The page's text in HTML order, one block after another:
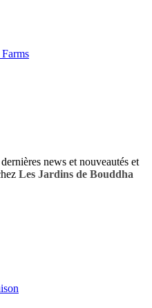
news et nouveautés et
Les Jardins de Bouddha